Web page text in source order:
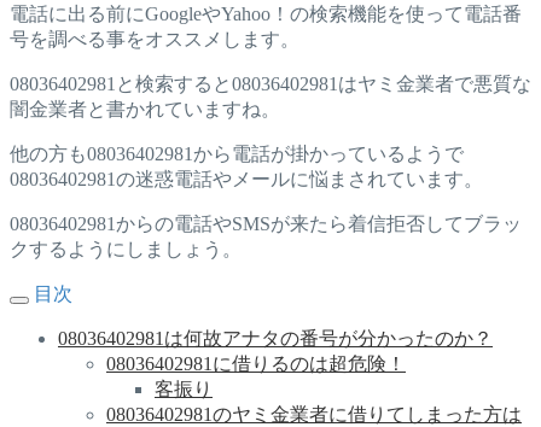
電話に出る前にGoogleやYahoo！の検索機能を使って電話番
号を調べる事をオススメします。
08036402981と検索すると08036402981はヤミ金業者で悪質な
闇金業者と書かれていますね。
他の方も08036402981から電話が掛かっているようで
08036402981の迷惑電話やメールに悩まされています。
08036402981からの電話やSMSが来たら着信拒否してブラッ
クするようにしましょう。
目次
08036402981は何故アナタの番号が分かったのか？
08036402981に借りるのは超危険！
客振り
08036402981のヤミ金業者に借りてしまった方は